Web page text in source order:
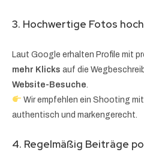
3. Hochwertige Fotos
Laut Google erhalten Profile mit
mehr Klicks auf die
Website-Besuche
Wir empfehlen ein Shooting mit
authentisch und markengerecht.
4. Regelmäßig Beiträge